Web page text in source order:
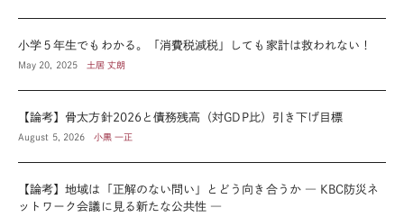
小学５年生でもわかる。「消費税減税」しても家計は救われない！
May 20, 2025 土居 丈朗
【論考】骨太方針2026と債務残高（対GDP比）引き下げ目標
August 5, 2026 小黒 一正
【論考】地域は「正解のない問い」とどう向き合うか ― KBC防災ネ
ットワーク会議に見る新たな公共性 ―